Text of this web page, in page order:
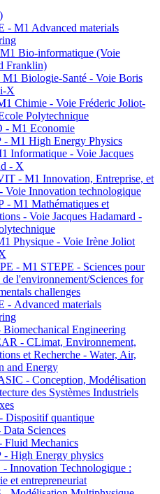
- M1 Advanced materials
Bio-informatique (Voie
Franklin)
Biologie-Santé - Voie Boris
X
Chimie - Voie Fréderic Joliot-
Polytechnique
- M1 Economie
- M1 High Energy Physics
Informatique - Voie Jacques
- X
- M1 Innovation, Entreprise, et
Voie Innovation technologique
- M1 Mathématiques et
- Voie Jacques Hadamard -
Physique - Voie Irène Joliot
- M1 STEPE - Sciences pour
de l'environnement/Sciences for
challenges
- Advanced materials
Engineering
- CLimat, Environnement,
et Recherche - Water, Air,
and Energy
- Conception, Modélisation
des Systèmes Industriels
Dispositif quantique
Sciences
Fluid Mechanics
- High Energy physics
Innovation Technologique :
et entrepreneuriat